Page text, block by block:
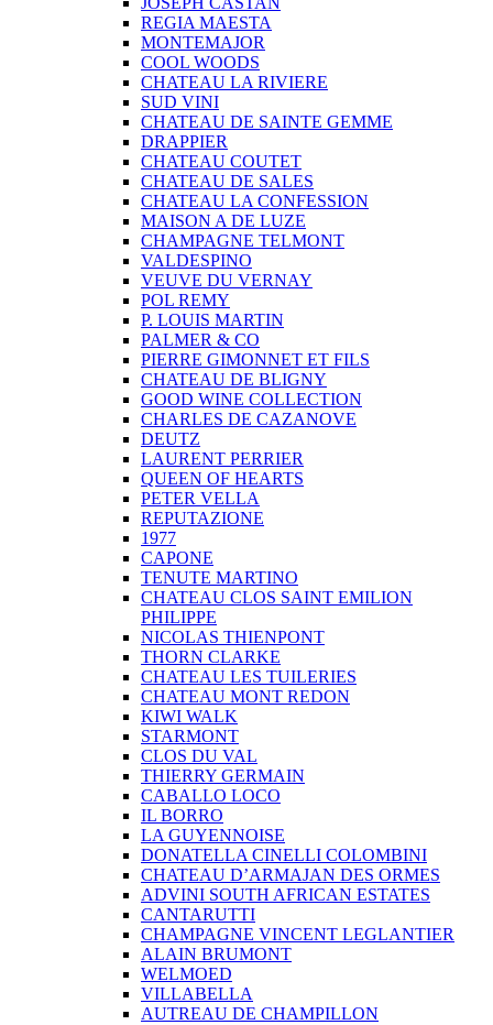
REGIA MAESTA
MONTEMAJOR
COOL WOODS
CHATEAU LA RIVIERE
SUD VINI
CHATEAU DE SAINTE GEMME
DRAPPIER
CHATEAU COUTET
CHATEAU DE SALES
CHATEAU LA CONFESSION
MAISON A DE LUZE
CHAMPAGNE TELMONT
VALDESPINO
VEUVE DU VERNAY
POL REMY
P. LOUIS MARTIN
PALMER & CO
PIERRE GIMONNET ET FILS
CHATEAU DE BLIGNY
GOOD WINE COLLECTION
CHARLES DE CAZANOVE
DEUTZ
LAURENT PERRIER
QUEEN OF HEARTS
PETER VELLA
REPUTAZIONE
1977
CAPONE
TENUTE MARTINO
CHATEAU CLOS SAINT EMILION
PHILIPPE
NICOLAS THIENPONT
THORN CLARKE
CHATEAU LES TUILERIES
CHATEAU MONT REDON
KIWI WALK
STARMONT
CLOS DU VAL
THIERRY GERMAIN
CABALLO LOCO
IL BORRO
LA GUYENNOISE
DONATELLA CINELLI COLOMBINI
CHATEAU D’ARMAJAN DES ORMES
ADVINI SOUTH AFRICAN ESTATES
CANTARUTTI
CHAMPAGNE VINCENT LEGLANTIER
ALAIN BRUMONT
WELMOED
VILLABELLA
AUTREAU DE CHAMPILLON